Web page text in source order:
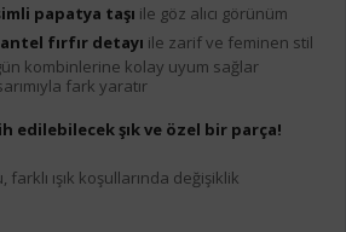
papatya taşı ile göz alıcı görünüm
fırfır detayı ile zarif ve feminen stil
kombinlerine kolay uyum sağlar
fark yaratır
edilebilecek şık ve özel bir parça!
ışık koşullarında değişiklik